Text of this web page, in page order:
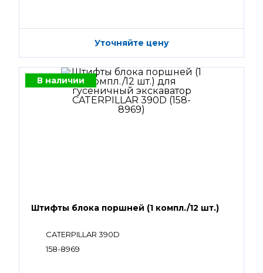
Уточняйте цену
В наличии
Штифты блока поршней (1 компл./12 шт.)
CATERPILLAR 390D
158-8969